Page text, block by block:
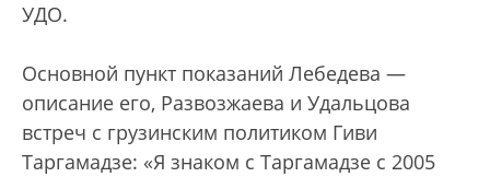
УДО.
Основной пункт показаний Лебедева —
описание его, Развозжаева и Удальцова
встреч с грузинским политиком Гиви
Таргамадзе: «Я знаком с Таргамадзе с 2005